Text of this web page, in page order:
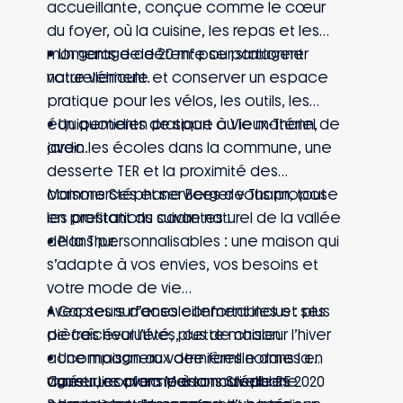
accueillante, conçue comme le cœur
du foyer, où la cuisine, les repas et les
moments de détente se partagent
naturellement.
• Un garage de 20 m² pour stationner
votre véhicule et conserver un espace
pratique pour les vélos, les outils, les
équipements de sport ou le matériel de
jardin.
• Un quotidien pratique à Vieux-Thann,
avec les écoles dans la commune, une
desserte TER et la proximité des
commerces et services de Thann, tout
en profitant du cadre naturel de la vallée
de la Thur.
Maisons Stéphane Berger vous propose
les prestations suivantes :
• Plans personnalisables : une maison qui
s’adapte à vos envies, vos besoins et
votre mode de vie
• Capteurs d’ensoleillement inclus : plus
de fraîcheur l’été, plus de chaleur l’hiver
• Une maison aux dernières normes en
vigueur, conforme à la nouvelle RE 2020
Avec ses surfaces confortables et ses
pièces évolutives, cette maison
accompagnera votre famille dans la
durée. Les plans personnalisables
Construire avec Maisons Stéphane